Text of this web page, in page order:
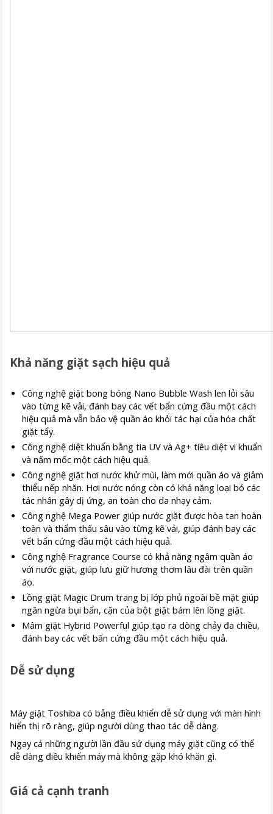
Khả năng giặt sạch hiệu quả
Công nghệ giặt bong bóng Nano Bubble Wash len lỏi sâu
vào từng kẽ vải, đánh bay các vết bẩn cứng đầu một cách
hiệu quả mà vẫn bảo vệ quần áo khỏi tác hại của hóa chất
giặt tẩy.
Công nghệ diệt khuẩn bằng tia UV và Ag+ tiêu diệt vi khuẩn
và nấm mốc một cách hiệu quả.
Công nghệ giặt hơi nước khử mùi, làm mới quần áo và giảm
thiểu nếp nhăn. Hơi nước nóng còn có khả năng loại bỏ các
tác nhân gây dị ứng, an toàn cho da nhạy cảm.
Công nghệ Mega Power giúp nước giặt được hòa tan hoàn
toàn và thẩm thấu sâu vào từng kẽ vải, giúp đánh bay các
vết bẩn cứng đầu một cách hiệu quả.
Công nghệ Fragrance Course có khả năng ngâm quần áo
với nước giặt, giúp lưu giữ hương thơm lâu đài trên quần
áo.
Lồng giặt Magic Drum trang bị lớp phủ ngoài bề mặt giúp
ngăn ngừa bụi bẩn, cặn của bột giặt bám lên lồng giặt.
Mâm giặt Hybrid Powerful giúp tạo ra dòng chảy đa chiều,
đánh bay các vết bẩn cứng đầu một cách hiệu quả.
Dễ sử dụng
Máy giặt Toshiba có bảng điều khiển dễ sử dụng với màn hình
hiển thị rõ ràng, giúp người dùng thao tác dễ dàng.
Ngay cả những người lần đầu sử dụng máy giặt cũng có thể
dễ dàng điều khiển máy mà không gặp khó khăn gì.
Giá cả cạnh tranh